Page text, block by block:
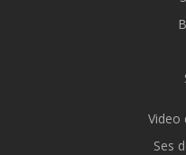
Video
Ses